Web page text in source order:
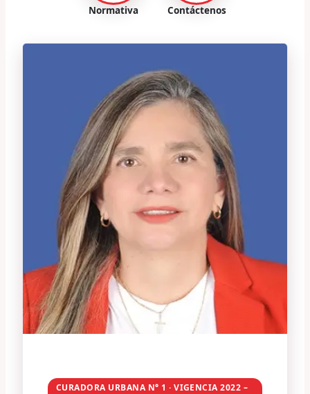
Normativa Contáctenos
CURADORA URBANA N° 1 · VIGENCIA 2022 –